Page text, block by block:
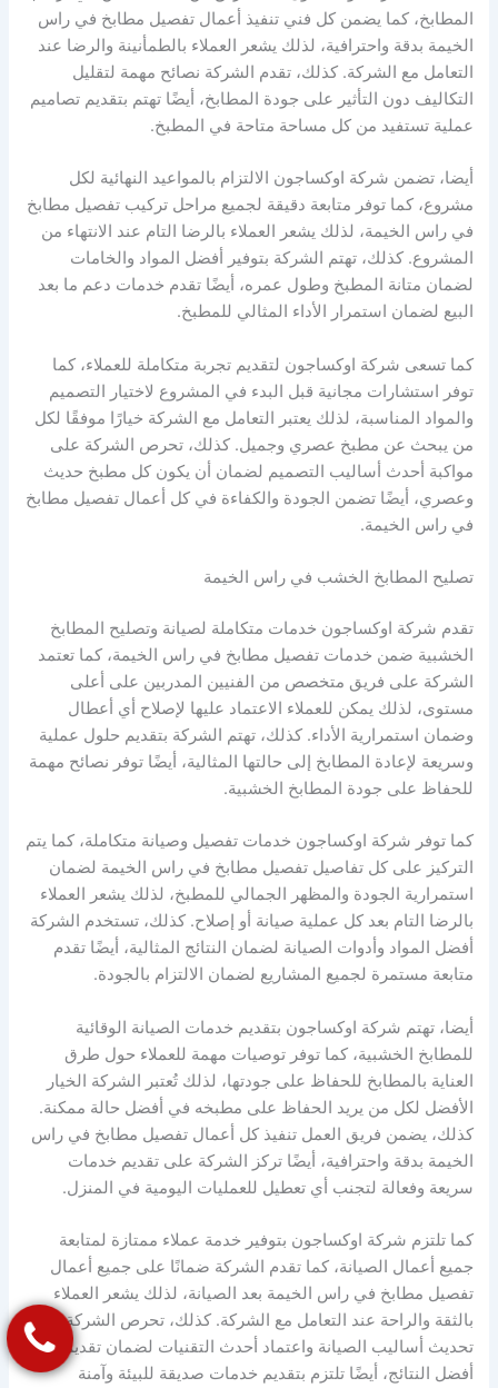
المطابخ، كما يضمن كل فني تنفيذ أعمال تفصيل مطابخ في راس
الخيمة بدقة واحترافية، لذلك يشعر العملاء بالطمأنينة والرضا عند
التعامل مع الشركة. كذلك، تقدم الشركة نصائح مهمة لتقليل
التكاليف دون التأثير على جودة المطابخ، أيضًا تهتم بتقديم تصاميم
عملية تستفيد من كل مساحة متاحة في المطبخ.
أيضا، تضمن شركة اوكساجون الالتزام بالمواعيد النهائية لكل
مشروع، كما توفر متابعة دقيقة لجميع مراحل تركيب تفصيل مطابخ
في راس الخيمة، لذلك يشعر العملاء بالرضا التام عند الانتهاء من
المشروع. كذلك، تهتم الشركة بتوفير أفضل المواد والخامات
لضمان متانة المطبخ وطول عمره، أيضًا تقدم خدمات دعم ما بعد
البيع لضمان استمرار الأداء المثالي للمطبخ.
كما تسعى شركة اوكساجون لتقديم تجربة متكاملة للعملاء، كما
توفر استشارات مجانية قبل البدء في المشروع لاختيار التصميم
والمواد المناسبة، لذلك يعتبر التعامل مع الشركة خيارًا موفقًا لكل
من يبحث عن مطبخ عصري وجميل. كذلك، تحرص الشركة على
مواكبة أحدث أساليب التصميم لضمان أن يكون كل مطبخ حديث
وعصري، أيضًا تضمن الجودة والكفاءة في كل أعمال تفصيل مطابخ
في راس الخيمة.
تصليح المطابخ الخشب في راس الخيمة
تقدم شركة اوكساجون خدمات متكاملة لصيانة وتصليح المطابخ
الخشبية ضمن خدمات تفصيل مطابخ في راس الخيمة، كما تعتمد
الشركة على فريق متخصص من الفنيين المدربين على أعلى
مستوى، لذلك يمكن للعملاء الاعتماد عليها لإصلاح أي أعطال
وضمان استمرارية الأداء. كذلك، تهتم الشركة بتقديم حلول عملية
وسريعة لإعادة المطابخ إلى حالتها المثالية، أيضًا توفر نصائح مهمة
للحفاظ على جودة المطابخ الخشبية.
كما توفر شركة اوكساجون خدمات تفصيل وصيانة متكاملة، كما يتم
التركيز على كل تفاصيل تفصيل مطابخ في راس الخيمة لضمان
استمرارية الجودة والمظهر الجمالي للمطبخ، لذلك يشعر العملاء
بالرضا التام بعد كل عملية صيانة أو إصلاح. كذلك، تستخدم الشركة
أفضل المواد وأدوات الصيانة لضمان النتائج المثالية، أيضًا تقدم
متابعة مستمرة لجميع المشاريع لضمان الالتزام بالجودة.
أيضا، تهتم شركة اوكساجون بتقديم خدمات الصيانة الوقائية
للمطابخ الخشبية، كما توفر توصيات مهمة للعملاء حول طرق
العناية بالمطابخ للحفاظ على جودتها، لذلك تُعتبر الشركة الخيار
الأفضل لكل من يريد الحفاظ على مطبخه في أفضل حالة ممكنة.
كذلك، يضمن فريق العمل تنفيذ كل أعمال تفصيل مطابخ في راس
الخيمة بدقة واحترافية، أيضًا تركز الشركة على تقديم خدمات
سريعة وفعالة لتجنب أي تعطيل للعمليات اليومية في المنزل.
كما تلتزم شركة اوكساجون بتوفير خدمة عملاء ممتازة لمتابعة
جميع أعمال الصيانة، كما تقدم الشركة ضمانًا على جميع أعمال
تفصيل مطابخ في راس الخيمة بعد الصيانة، لذلك يشعر العملاء
بالثقة والراحة عند التعامل مع الشركة. كذلك، تحرص الشركة على
تحديث أساليب الصيانة واعتماد أحدث التقنيات لضمان تقديم
أفضل النتائج، أيضًا تلتزم بتقديم خدمات صديقة للبيئة وآمنة